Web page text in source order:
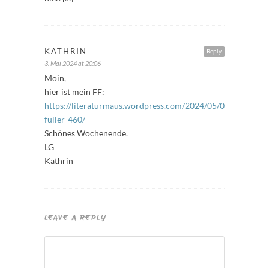
Reply
KATHRIN
3. Mai 2024 at 20:06
Moin,
hier ist mein FF:
https://literaturmaus.wordpress.com/2024/05/03/freitags-
fuller-460/
Schönes Wochenende.
LG
Kathrin
LEAVE A REPLY